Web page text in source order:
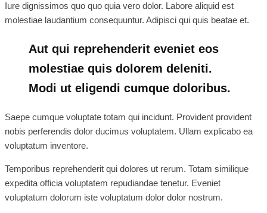
Iure dignissimos quo quo quia vero dolor. Labore aliquid est
molestiae laudantium consequuntur. Adipisci qui quis beatae et.
Aut qui reprehenderit eveniet eos
molestiae quis dolorem deleniti.
Modi ut eligendi cumque doloribus.
Saepe cumque voluptate totam qui incidunt. Provident provident
nobis perferendis dolor ducimus voluptatem. Ullam explicabo ea
voluptatum inventore.
Temporibus reprehenderit qui dolores ut rerum. Totam similique
expedita officia voluptatem repudiandae tenetur. Eveniet
voluptatum dolorum iste voluptatum dolor dolor nostrum.